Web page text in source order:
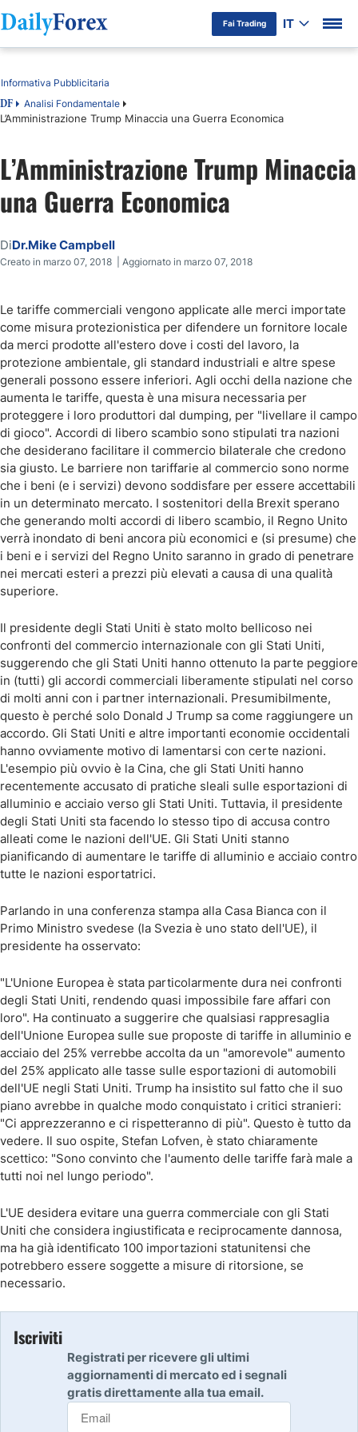
Fai Trading IT
Indice
DF Analisi Fondamentale
L’Amministrazione Trump Minaccia una Guerra Economica
Informativa Pubblicitaria
L’Amministrazione Trump Minaccia
una Guerra Economica
DiDr.Mike Campbell
Creato in marzo 07, 2018 | Aggiornato in marzo 07, 2018
Le tariffe commerciali vengono applicate alle merci importate
come misura protezionistica per difendere un fornitore locale
da merci prodotte all'estero dove i costi del lavoro, la
protezione ambientale, gli standard industriali e altre spese
generali possono essere inferiori. Agli occhi della nazione che
aumenta le tariffe, questa è una misura necessaria per
proteggere i loro produttori dal dumping, per "livellare il campo
di gioco". Accordi di libero scambio sono stipulati tra nazioni
che desiderano facilitare il commercio bilaterale che credono
sia giusto. Le barriere non tariffarie al commercio sono norme
che i beni (e i servizi) devono soddisfare per essere accettabili
in un determinato mercato. I sostenitori della Brexit sperano
che generando molti accordi di libero scambio, il Regno Unito
verrà inondato di beni ancora più economici e (si presume) che
i beni e i servizi del Regno Unito saranno in grado di penetrare
nei mercati esteri a prezzi più elevati a causa di una qualità
superiore.
Il presidente degli Stati Uniti è stato molto bellicoso nei
confronti del commercio internazionale con gli Stati Uniti,
suggerendo che gli Stati Uniti hanno ottenuto la parte peggiore
in (tutti) gli accordi commerciali liberamente stipulati nel corso
di molti anni con i partner internazionali. Presumibilmente,
questo è perché solo Donald J Trump sa come raggiungere un
accordo. Gli Stati Uniti e altre importanti economie occidentali
hanno ovviamente motivo di lamentarsi con certe nazioni.
L'esempio più ovvio è la Cina, che gli Stati Uniti hanno
recentemente accusato di pratiche sleali sulle esportazioni di
alluminio e acciaio verso gli Stati Uniti. Tuttavia, il presidente
degli Stati Uniti sta facendo lo stesso tipo di accusa contro
alleati come le nazioni dell'UE. Gli Stati Uniti stanno
pianificando di aumentare le tariffe di alluminio e acciaio contro
tutte le nazioni esportatrici.
Parlando in una conferenza stampa alla Casa Bianca con il
Primo Ministro svedese (la Svezia è uno stato dell'UE), il
presidente ha osservato:
"L'Unione Europea è stata particolarmente dura nei confronti
degli Stati Uniti, rendendo quasi impossibile fare affari con
loro". Ha continuato a suggerire che qualsiasi rappresaglia
dell'Unione Europea sulle sue proposte di tariffe in alluminio e
acciaio del 25% verrebbe accolta da un "amorevole" aumento
del 25% applicato alle tasse sulle esportazioni di automobili
dell'UE negli Stati Uniti. Trump ha insistito sul fatto che il suo
piano avrebbe in qualche modo conquistato i critici stranieri:
"Ci apprezzeranno e ci rispetteranno di più". Questo è tutto da
vedere. Il suo ospite, Stefan Lofven, è stato chiaramente
scettico: "Sono convinto che l'aumento delle tariffe farà male a
tutti noi nel lungo periodo".
L'UE desidera evitare una guerra commerciale con gli Stati
Uniti che considera ingiustificata e reciprocamente dannosa,
ma ha già identificato 100 importazioni statunitensi che
potrebbero essere soggette a misure di ritorsione, se
necessario.
Iscriviti
Registrati per ricevere gli ultimi
aggiornamenti di mercato ed i segnali
gratis direttamente alla tua email.